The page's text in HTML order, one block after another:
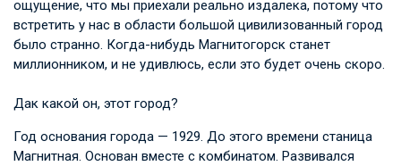
ощущение, что мы приехали реально издалека, потому что
встретить у нас в области большой цивилизованный город
было странно. Когда-нибудь Магнитогорск станет
миллионником, и не удивлюсь, если это будет очень скоро.
Дак какой он, этот город?
Год основания города — 1929. До этого времени станица
Магнитная. Основан вместе с комбинатом. Развивался